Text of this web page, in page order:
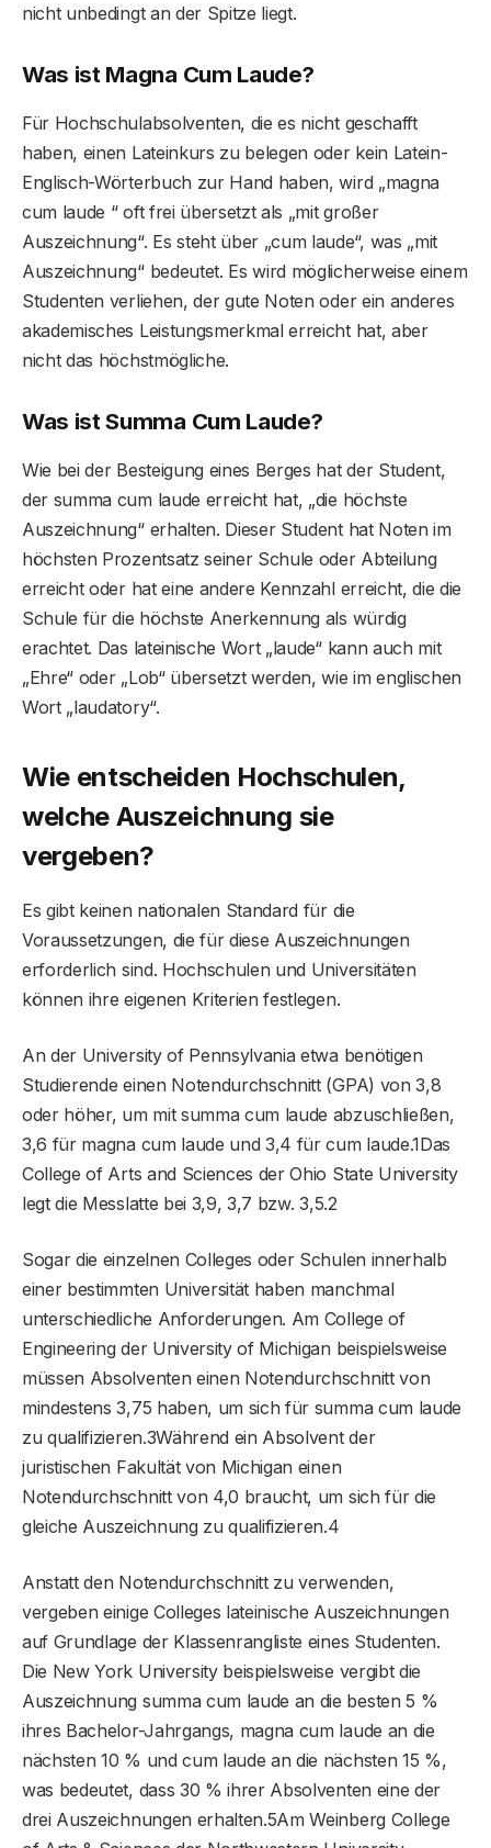
nicht unbedingt an der Spitze liegt.
Was ist Magna Cum Laude?
Für Hochschulabsolventen, die es nicht geschafft
haben, einen Lateinkurs zu belegen oder kein Latein-
Englisch-Wörterbuch zur Hand haben, wird „magna
cum laude “ oft frei übersetzt als „mit großer
Auszeichnung“. Es steht über „cum laude“, was „mit
Auszeichnung“ bedeutet. Es wird möglicherweise einem
Studenten verliehen, der gute Noten oder ein anderes
akademisches Leistungsmerkmal erreicht hat, aber
nicht das höchstmögliche.
Was ist Summa Cum Laude?
Wie bei der Besteigung eines Berges hat der Student,
der summa cum laude erreicht hat, „die höchste
Auszeichnung“ erhalten. Dieser Student hat Noten im
höchsten Prozentsatz seiner Schule oder Abteilung
erreicht oder hat eine andere Kennzahl erreicht, die die
Schule für die höchste Anerkennung als würdig
erachtet. Das lateinische Wort „laude“ kann auch mit
„Ehre“ oder „Lob“ übersetzt werden, wie im englischen
Wort „laudatory“.
Wie entscheiden Hochschulen,
welche Auszeichnung sie
vergeben?
Es gibt keinen nationalen Standard für die
Voraussetzungen, die für diese Auszeichnungen
erforderlich sind. Hochschulen und Universitäten
können ihre eigenen Kriterien festlegen.
An der University of Pennsylvania etwa benötigen
Studierende einen Notendurchschnitt (GPA) von 3,8
oder höher, um mit summa cum laude abzuschließen,
3,6 für magna cum laude und 3,4 für cum laude.1Das
College of Arts and Sciences der Ohio State University
legt die Messlatte bei 3,9, 3,7 bzw. 3,5.2
Sogar die einzelnen Colleges oder Schulen innerhalb
einer bestimmten Universität haben manchmal
unterschiedliche Anforderungen. Am College of
Engineering der University of Michigan beispielsweise
müssen Absolventen einen Notendurchschnitt von
mindestens 3,75 haben, um sich für summa cum laude
zu qualifizieren.3Während ein Absolvent der
juristischen Fakultät von Michigan einen
Notendurchschnitt von 4,0 braucht, um sich für die
gleiche Auszeichnung zu qualifizieren.4
Anstatt den Notendurchschnitt zu verwenden,
vergeben einige Colleges lateinische Auszeichnungen
auf Grundlage der Klassenrangliste eines Studenten.
Die New York University beispielsweise vergibt die
Auszeichnung summa cum laude an die besten 5 %
ihres Bachelor-Jahrgangs, magna cum laude an die
nächsten 10 % und cum laude an die nächsten 15 %,
was bedeutet, dass 30 % ihrer Absolventen eine der
drei Auszeichnungen erhalten.5Am Weinberg College